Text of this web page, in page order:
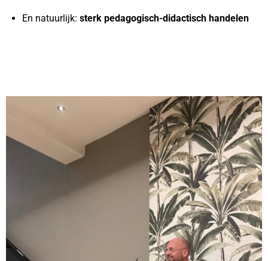
En natuurlijk: sterk pedagogisch-didactisch handelen